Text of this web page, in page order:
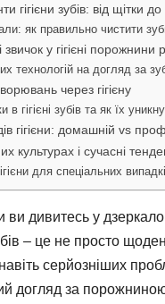
гігієни зубів: від щітки
як правильно чистити
у гігієні порожнини
технологій на догляд за
через гігієну
в гігієні зубів та як їх
гігієни: домашній vs
культурах і сучасні
для спеціальних
ви дивитесь у
– це не просто
серйозніших
догляд за порожниною